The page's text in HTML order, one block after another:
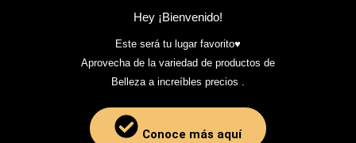
Hey ¡Bienvenido!
Este será tu lugar favorito♥️
Aprovecha de la variedad de productos de
Belleza a increíbles precios .
Conoce más aquí